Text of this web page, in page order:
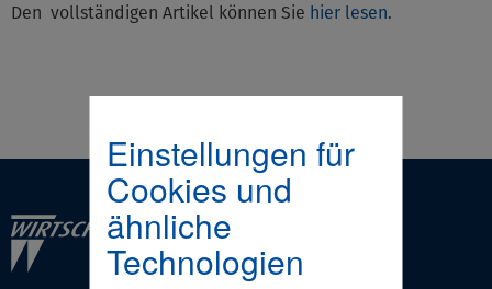
Einstellungen für
Cookies und
ähnliche
Technologien
Den vollständigen Artikel können Sie hier lesen.